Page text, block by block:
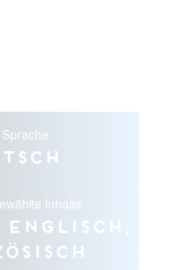
Inhalte
Englisch,